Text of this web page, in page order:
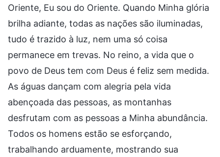
Oriente, Eu sou do Oriente. Quando Minha glória
brilha adiante, todas as nações são iluminadas,
tudo é trazido à luz, nem uma só coisa
permanece em trevas. No reino, a vida que o
povo de Deus tem com Deus é feliz sem medida.
As águas dançam com alegria pela vida
abençoada das pessoas, as montanhas
desfrutam com as pessoas a Minha abundância.
Todos os homens estão se esforçando,
trabalhando arduamente, mostrando sua